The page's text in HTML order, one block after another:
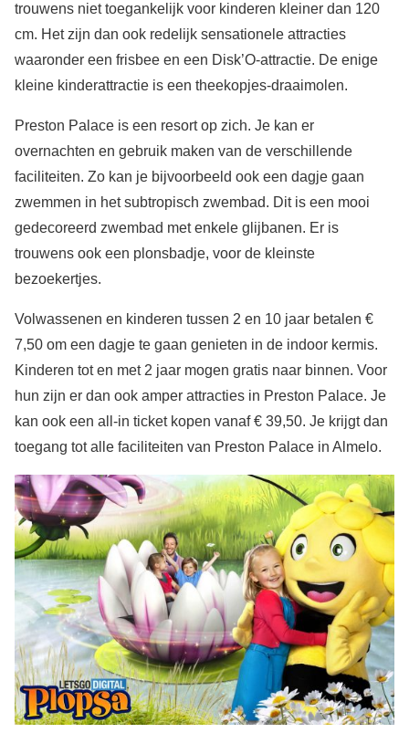
trouwens niet toegankelijk voor kinderen kleiner dan 120
cm. Het zijn dan ook redelijk sensationele attracties
waaronder een frisbee en een Disk’O-attractie. De enige
kleine kinderattractie is een theekopjes-draaimolen.
Preston Palace is een resort op zich. Je kan er
overnachten en gebruik maken van de verschillende
faciliteiten. Zo kan je bijvoorbeeld ook een dagje gaan
zwemmen in het subtropisch zwembad. Dit is een mooi
gedecoreerd zwembad met enkele glijbanen. Er is
trouwens ook een plonsbadje, voor de kleinste
bezoekertjes.
Volwassenen en kinderen tussen 2 en 10 jaar betalen €
7,50 om een dagje te gaan genieten in de indoor kermis.
Kinderen tot en met 2 jaar mogen gratis naar binnen. Voor
hun zijn er dan ook amper attracties in Preston Palace. Je
kan ook een all-in ticket kopen vanaf € 39,50. Je krijgt dan
toegang tot alle faciliteiten van Preston Palace in Almelo.